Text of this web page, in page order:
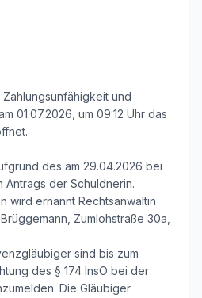
und
01.07.2026, um 09:12 Uhr das
des am 29.04.2026 bei
der Schuldnerin.
wird ernannt Rechtsanwältin
Zumlohstraße 30a,
sind bis zum
des § 174 InsO bei der
Die Gläubiger